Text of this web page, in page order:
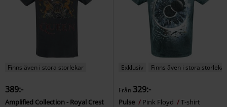
Finns även i stora storlekar
389:-
Amplified Collection - Royal Crest
Exklusiv Finns även i stora storlekar
Från 329:-
Pulse Pink Floyd T-shirt